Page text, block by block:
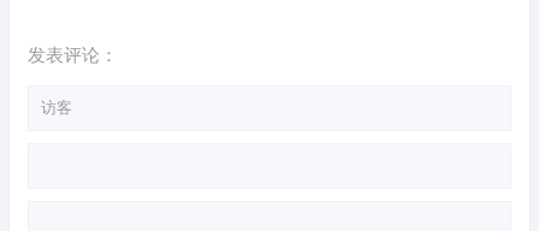
发表评论：